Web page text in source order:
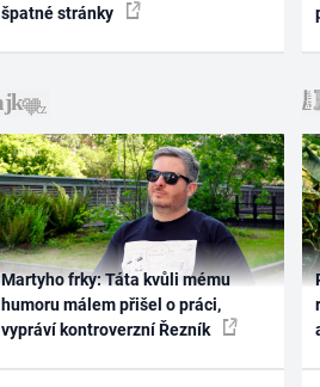
špatné stránky
Martyho frky: Táta kvůli mému
humoru málem přišel o práci,
vypráví kontroverzní Řezník